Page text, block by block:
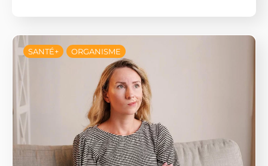
SANTÉ+ ORGANISME